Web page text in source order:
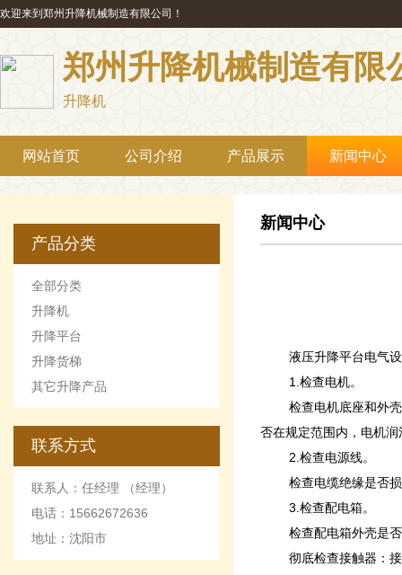
欢迎来到郑州升降机械制造有限公司！
郑州升降机械制造有限
升降机
网站首页 公司介绍 产品展示 新闻中心
产品分类
全部分类
升降机
升降平台
升降货梯
其它升降产品
联系方式
联系人：任经理 （经理）
电话：15662672636
地址：沈阳市
新闻中心
液压升降平台电气
1.检查电机。
检查电机底座和外
否在规定范围内，电机
2.检查电源线。
检查电缆绝缘是否
3.检查配电箱。
检查配电箱外壳是
彻底检查接触器：